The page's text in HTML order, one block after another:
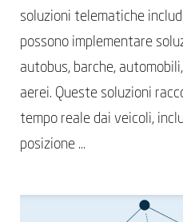
soluzioni telematiche
possono implementare
autobus, barche,
aerei. Queste soluzioni
tempo reale dai veicoli,
posizione …